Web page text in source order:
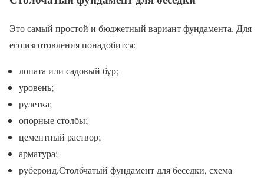
Это самый простой и бюджетный вариант фундамента. Для
его изготовления понадобится:
лопата или садовый бур;
уровень;
рулетка;
опорные столбы;
цементный раствор;
арматура;
рубероид.Столбчатый фундамент для беседки, схема